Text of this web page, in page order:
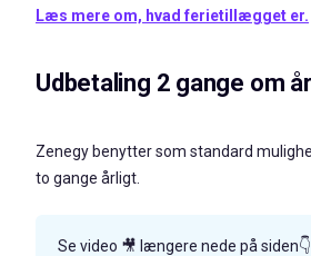
Læs mere om, hvad ferietillægget er.
Udbetaling 2 gange om
Zenegy benytter som standard
to gange årligt.
Se video 🎥 længere nede på siden👇